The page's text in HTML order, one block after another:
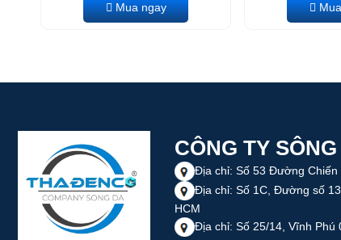
Mua ngay
CÔNG TY
Địa chỉ: Số 53 Đường Chiến
Địa chỉ: Số 1C, Đường số
HCM
Địa chỉ: Số 25/14, Vĩnh Phú